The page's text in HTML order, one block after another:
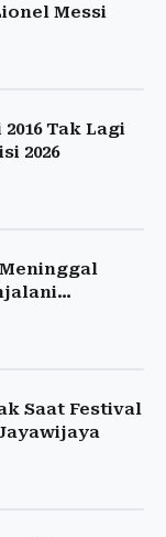
Messi
Tak Lagi
2026
Saat Festival